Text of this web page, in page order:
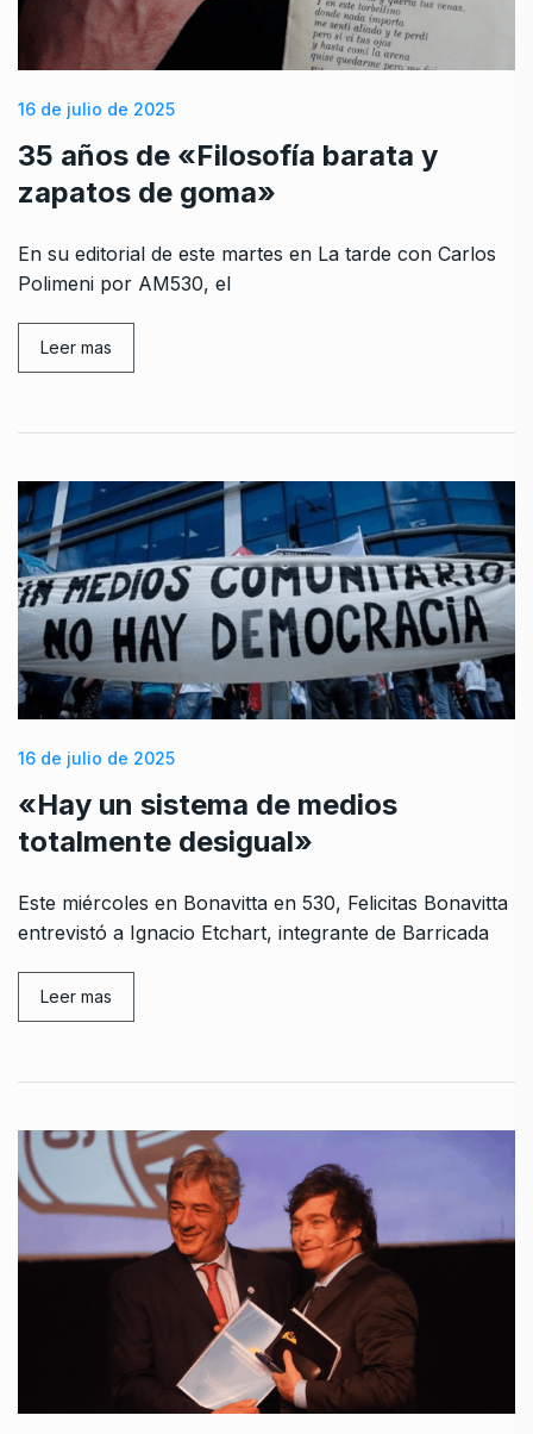
16 de julio de 2025
35 años de «Filosofía barata y
zapatos de goma»
En su editorial de este martes en La tarde con Carlos
Polimeni por AM530, el
Leer mas
16 de julio de 2025
«Hay un sistema de medios
totalmente desigual»
Este miércoles en Bonavitta en 530, Felicitas Bonavitta
entrevistó a Ignacio Etchart, integrante de Barricada
Leer mas